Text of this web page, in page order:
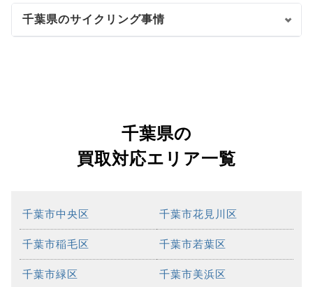
千葉県のサイクリング事情
千葉県の
買取対応エリア一覧
千葉市中央区 千葉市花見川区
千葉市稲毛区 千葉市若葉区
千葉市緑区 千葉市美浜区